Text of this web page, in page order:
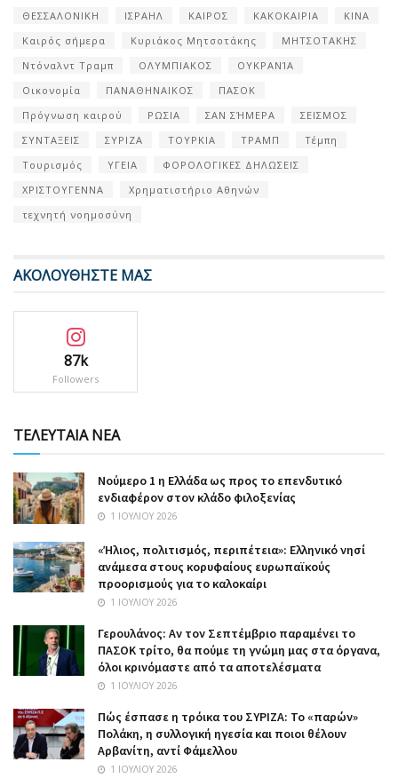
ΘΕΣΣΑΛΟΝΙΚΗ
ΙΣΡΑΗΛ ΚΑΙΡΟΣ ΚΑΚΟΚΑΙΡΙΑ
ΚΙΝΑ
Καιρός σήμερα
Κυριάκος Μητσοτάκης
ΜΗΤΣΟΤΑΚΗΣ
Ντόναλντ Τραμπ
ΟΛΥΜΠΙΑΚΟΣ
ΟΥΚΡΑΝΊΑ
Οικονομία
ΠΑΝΑΘΗΝΑΙΚΟΣ
ΠΑΣΟΚ
Πρόγνωση καιρού
ΡΩΣΙΑ ΣΑΝ ΣΉΜΕΡΑ
ΣΕΙΣΜΟΣ
ΣΥΝΤΑΞΕΙΣ
ΣΥΡΙΖΑ ΤΟΥΡΚΙΑ ΤΡΑΜΠ
Τέμπη
Τουρισμός
ΥΓΕΙΑ
ΦΟΡΟΛΟΓΙΚΕΣ ΔΗΛΩΣΕΙΣ
ΧΡΙΣΤΟΥΓΕΝΝΑ
Χρηματιστήριο Αθηνών
τεχνητή νοημοσύνη
ΑΚΟΛΟΥΘΗΣΤΕ ΜΑΣ
87k
Followers
ΤΕΛΕΥΤΑΙΑ ΝΕΑ
Nούμερο 1 η Ελλάδα ως προς το επενδυτικό
ενδιαφέρον στον κλάδο φιλοξενίας
1 ΙΟΥΛΊΟΥ 2026
«Ήλιος, πολιτισμός, περιπέτεια»: Ελληνικό νησί
ανάμεσα στους κορυφαίους ευρωπαϊκούς
προορισμούς για το καλοκαίρι
1 ΙΟΥΛΊΟΥ 2026
Γερουλάνος: Αν τον Σεπτέμβριο παραμένει το
ΠΑΣΟΚ τρίτο, θα πούμε τη γνώμη μας στα όργανα,
όλοι κρινόμαστε από τα αποτελέσματα
1 ΙΟΥΛΊΟΥ 2026
Πώς έσπασε η τρόικα του ΣΥΡΙΖΑ: Το «παρών»
Πολάκη, η συλλογική ηγεσία και ποιοι θέλουν
Αρβανίτη, αντί Φάμελλου
1 ΙΟΥΛΊΟΥ 2026